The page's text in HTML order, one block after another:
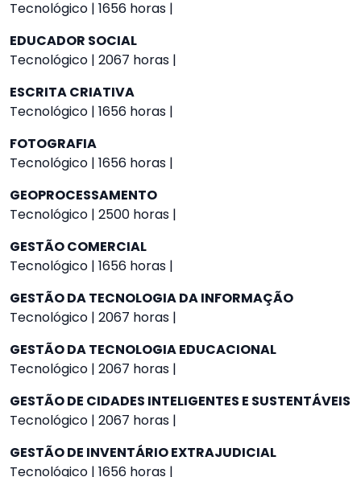
Tecnológico | 1656 horas |
EDUCADOR SOCIAL
Tecnológico | 2067 horas |
ESCRITA CRIATIVA
Tecnológico | 1656 horas |
FOTOGRAFIA
Tecnológico | 1656 horas |
GEOPROCESSAMENTO
Tecnológico | 2500 horas |
GESTÃO COMERCIAL
Tecnológico | 1656 horas |
GESTÃO DA TECNOLOGIA DA INFORMAÇÃO
Tecnológico | 2067 horas |
GESTÃO DA TECNOLOGIA EDUCACIONAL
Tecnológico | 2067 horas |
GESTÃO DE CIDADES INTELIGENTES E SUSTENTÁVEIS
Tecnológico | 2067 horas |
GESTÃO DE INVENTÁRIO EXTRAJUDICIAL
Tecnológico | 1656 horas |